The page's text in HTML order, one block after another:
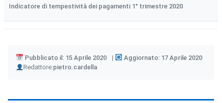
Indicatore di tempestività dei pagamenti 1° trimestre 2020
Pubblicato il: 15 Aprile 2020
Aggiornato: 17 Aprile 2020
Redattore:
Author pietro.cardella